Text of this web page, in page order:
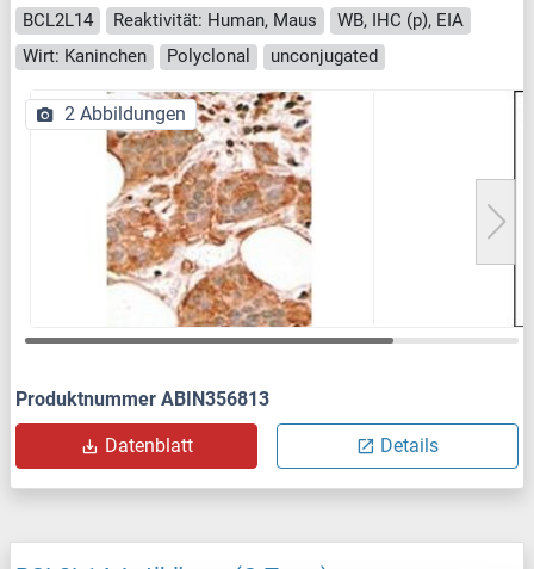
BCL2L14 Reaktivität: Human, Maus
WB, IHC (p), EIA
Wirt: Kaninchen
Polyclonal unconjugated
2 Abbildungen
Produktnummer ABIN356813
Datenblatt Details